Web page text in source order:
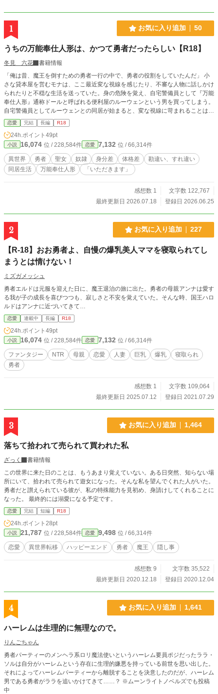
1 お気に入り追加 50
うちの万能奉仕人形は、かつて勇者だったらしい【R18】
冬見 六花
書籍情報
「俺は昔、魔王を倒すための勇者一行の中で、勇者の役割をしていたんだ」 小
さな貸本屋を営むモナは、ここ最近変な視線を感じたり、不審な人物に話しかけ
られたりと不穏な生活を送っていた。身の危険を覚え、自宅警備員として『万能
奉仕人形』通称ドールと呼ばれる便利屋のルーウェンという男を買ってしまう。
自宅警備員としてルーウェンとの同居が始まると、変な視線に苛まれることはパ
ッタリと止み、モナは安寧を取り戻した。 そんなルーウェンの経歴に不可解な
点があり、尋ねてみると、「自分は勇者をしていて、五十年間封印されていた」
と言いだして……――――
恋愛 完結 長編 R18
24h.ポイント 49pt
小説 16,074 位 / 228,584件 恋愛 7,132 位 / 66,314件
異世界 勇者 聖女 奴隷 身分差 体格差
勘違い、すれ違い
同居生活
万能奉仕人形 「いただきます」
感想数 1
文字数 122,767
最終更新日 2026.07.18
登録日 2026.06.25
2 お気に入り追加 227
【R-18】おお勇者よ、自慢の爆乳美人ママを寝取られてし
まうとは情けない！
ミズガメッシュ
勇者エルドは元服を迎えた日に、魔王退治の旅に出た。勇者の母親アンナは愛す
る我が子の成長を喜びつつも、寂しさと不安を覚えていた。そんな時、国王ハロ
ルドはアンナに近づいてきて…
恋愛 連載中 長編 R18
24h.ポイント 49pt
小説 16,074 位 / 228,584件 恋愛 7,132 位 / 66,314件
ファンタジー NTR 母親 恋愛 人妻 巨乳 爆乳
寝取られ
勇者
感想数 1
文字数 109,064
最終更新日 2025.07.12
登録日 2021.07.29
3 お気に入り追加 1,464
落ちて拾われて売られて買われた私
ざっく
書籍情報
この世界に来た日のことは、もうあまり覚えていない。ある日突然、知らない場
所にいて、拾われて売られて遊女になった。そんな私を望んでくれた人がいた。
勇者だと讃えられている彼が、私の特殊能力を見初め、身請けしてくれることに
なった。 最終的には溺愛になる予定です。
恋愛 完結 短編 R18
24h.ポイント 28pt
小説 21,787 位 / 228,584件 恋愛 9,498 位 / 66,314件
恋愛 異世界転移 ハッピーエンド 勇者 魔王 隠し事
感想数 9
文字数 35,522
最終更新日 2020.12.18
登録日 2020.12.04
4 お気に入り追加 1,641
ハーレムは生理的に無理なので。
りんごちゃん
勇者パーティーのメンヘラ系ロリ魔法使いというハーレム要員ポジだったララ・
ソルは自分がハーレムという存在に生理的嫌悪を持っている前世を思い出した。
それによってハーレムパーティーから離脱することを決意したのだが、ハーレム
男である勇者がララを追いかけてきて……？ ※ムーンライトノベルズでも投稿
中